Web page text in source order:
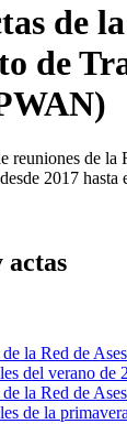
de
de
reuniones de la
2017 hasta
actas
la Red de
del verano de
la Red de
de la